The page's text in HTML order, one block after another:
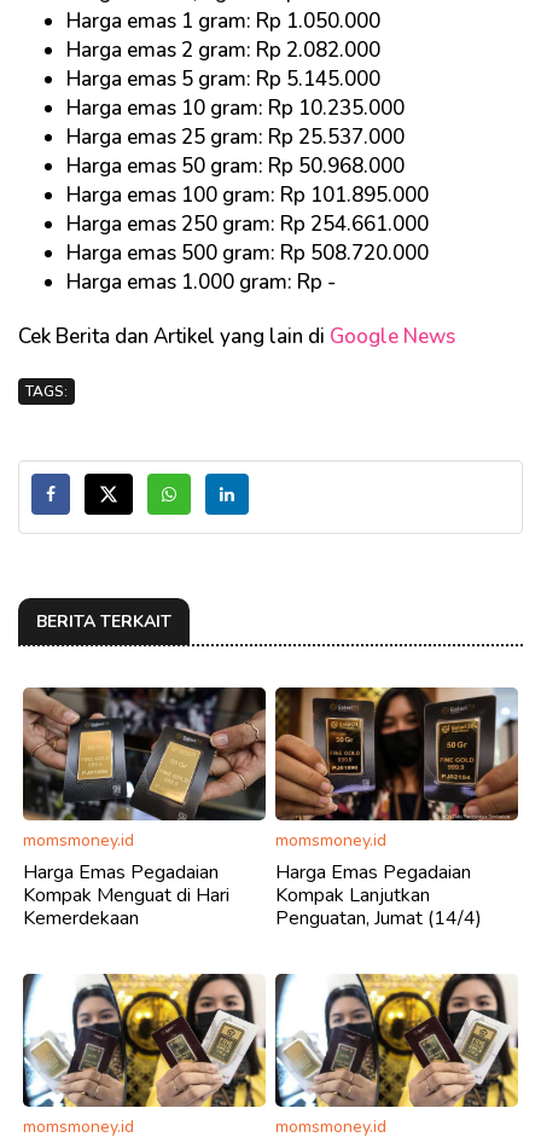
Harga emas 1 gram: Rp 1.050.000
Harga emas 2 gram: Rp 2.082.000
Harga emas 5 gram: Rp 5.145.000
Harga emas 10 gram: Rp 10.235.000
Harga emas 25 gram: Rp 25.537.000
Harga emas 50 gram: Rp 50.968.000
Harga emas 100 gram: Rp 101.895.000
Harga emas 250 gram: Rp 254.661.000
Harga emas 500 gram: Rp 508.720.000
Harga emas 1.000 gram: Rp -
Cek Berita dan Artikel yang lain di Google News
TAGS:
BERITA TERKAIT
momsmoney.id
Harga Emas Pegadaian
Kompak Menguat di Hari
Kemerdekaan
momsmoney.id
Harga Emas Pegadaian
Kompak Lanjutkan
Penguatan, Jumat (14/4)
momsmoney.id momsmoney.id